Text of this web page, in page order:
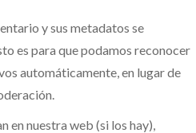
y sus metadatos se
es para que podamos reconocer
automáticamente, en lugar de
en nuestra web (si los hay),